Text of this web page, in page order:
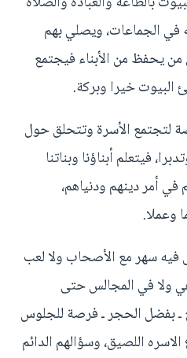
في الجماعات، ويصلي بهم
يحفظ من الأبناء فيجتمع
البيوت خيرا وبركة.
لتجتمع الأسرة وتتحلق حول
فيتعلم أبناؤنا وبناتنا
في أمر دينهم ودنياهم،
وعملا.
فيه سهر مع الأصحاب ولا لعب
ولا في المجالس حتى
ـ بفضل الحجر ـ فرصة للجلوس
اللصيق، وسؤالهم الدائم